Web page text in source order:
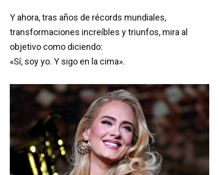
Y ahora, tras años de récords mundiales,
transformaciones increíbles y triunfos, mira al
objetivo como diciendo:
«Sí, soy yo. Y sigo en la cima».